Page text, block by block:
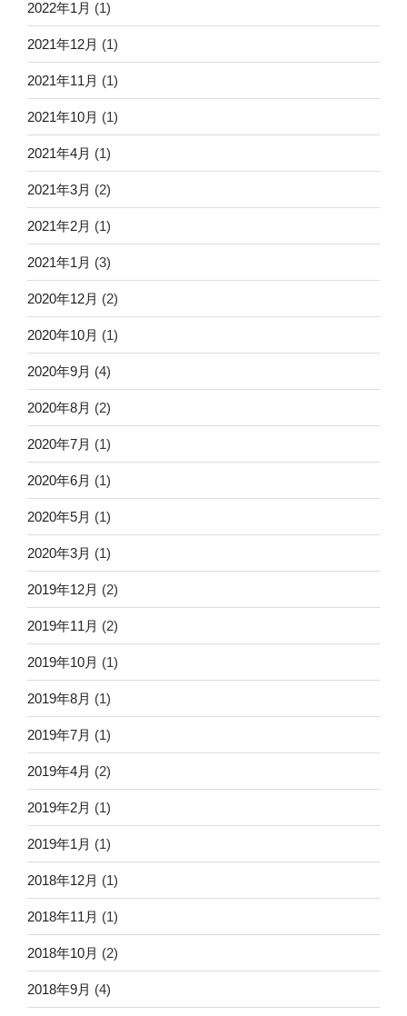
2022年1月 (1)
2021年12月 (1)
2021年11月 (1)
2021年10月 (1)
2021年4月 (1)
2021年3月 (2)
2021年2月 (1)
2021年1月 (3)
2020年12月 (2)
2020年10月 (1)
2020年9月 (4)
2020年8月 (2)
2020年7月 (1)
2020年6月 (1)
2020年5月 (1)
2020年3月 (1)
2019年12月 (2)
2019年11月 (2)
2019年10月 (1)
2019年8月 (1)
2019年7月 (1)
2019年4月 (2)
2019年2月 (1)
2019年1月 (1)
2018年12月 (1)
2018年11月 (1)
2018年10月 (2)
2018年9月 (4)